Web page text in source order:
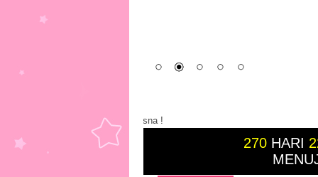
270 HARI